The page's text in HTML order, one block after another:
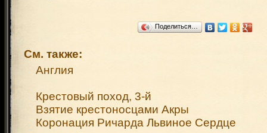
Поделиться…
См. также:
Англия
Крестовый поход, 3-й
Взятие крестоносцами Акры
Коронация Ричарда Львиное Сердце